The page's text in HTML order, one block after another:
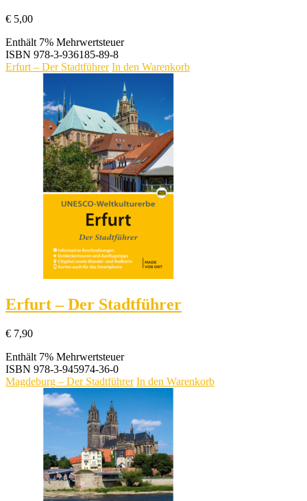
€ 5,00
Enthält 7% Mehrwertsteuer
ISBN 978-3-936185-89-8
Erfurt – Der Stadtführer In den Warenkorb
Erfurt – Der Stadtführer
€ 7,90
Enthält 7% Mehrwertsteuer
ISBN 978-3-945974-36-0
Magdeburg – Der Stadtführer In den Warenkorb